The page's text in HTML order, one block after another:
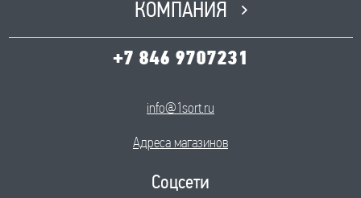
КОМПАНИЯ
+7 846 9707231
info@1sort.ru
Адреса магазинов
Соцсети